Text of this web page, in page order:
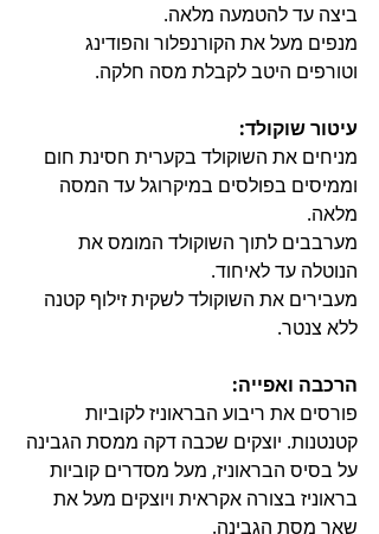
ביצה עד להטמעה מלאה.
מנפים מעל את הקורנפלור והפודינג
וטורפים היטב לקבלת מסה חלקה.
עיטור שוקולד:
מניחים את השוקולד בקערית חסינת חום
וממיסים בפולסים במיקרוגל עד המסה
מלאה.
מערבבים לתוך השוקולד המומס את
הנוטלה עד לאיחוד.
מעבירים את השוקולד לשקית זילוף קטנה
ללא צנטר.
הרכבה ואפייה:
פורסים את ריבוע הבראוניז לקוביות
קטנטנות. יוצקים שכבה דקה ממסת הגבינה
על בסיס הבראוניז, מעל מסדרים קוביות
בראוניז בצורה אקראית ויוצקים מעל את
שאר מסת הגבינה.